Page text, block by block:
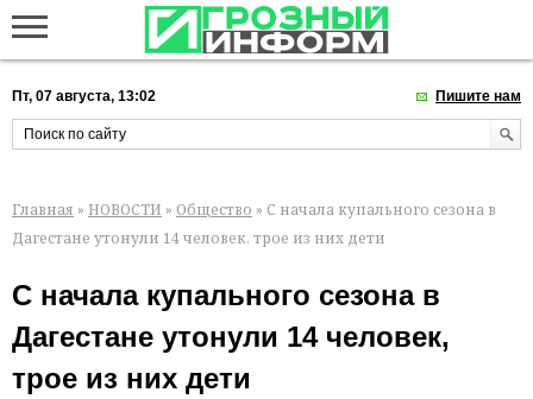
Пт, 07 августа, 13:02 Пишите нам
Главная » НОВОСТИ » Общество » С начала купального сезона в
Дагестане утонули 14 человек, трое из них дети
С начала купального сезона в
Дагестане утонули 14 человек,
трое из них дети